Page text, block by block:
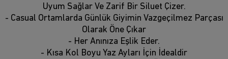
Uyum Sağlar Ve Zarif Bir Siluet Çizer.
- Casual Ortamlarda Günlük Giyimin Vazgeçilmez Parçası
Olarak Öne Çıkar
- Her Anınıza Eşlik Eder.
- Kısa Kol Boyu Yaz Ayları İçin İdealdir